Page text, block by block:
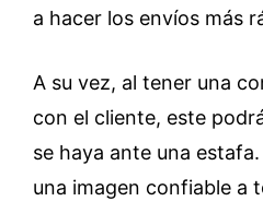
a hacer los envíos más
A su vez, al tener una
con el cliente, este
se haya ante una
una imagen confiable a